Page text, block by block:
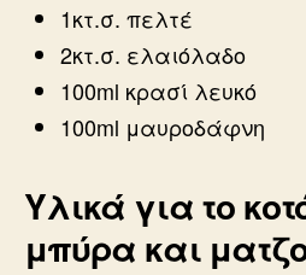
1κτ.σ. πελτέ
2κτ.σ. ελαιόλαδο
100ml κρασί λευκό
100ml μαυροδάφνη
Υλικά για το
μπύρα και